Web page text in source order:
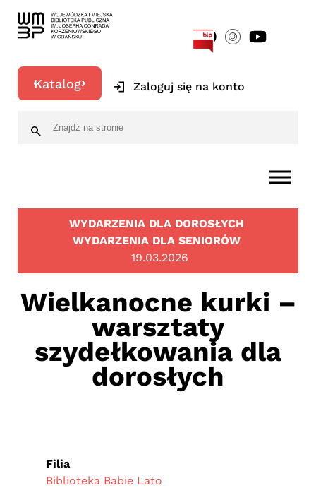
Katalog Zaloguj się na konto
WYDARZENIA DLA DOROSŁYCH
WYDARZENIA DLA SENIORÓW
19.03.2026
Wielkanocne kurki –
warsztaty
szydełkowania dla
dorosłych
Filia
Biblioteka Babie Lato